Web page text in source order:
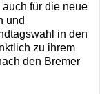
für die neue
und
in den
zu ihrem
den Bremer